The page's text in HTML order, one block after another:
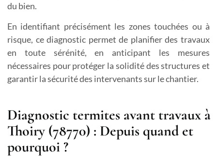
du bien.
En identifiant précisément les zones touchées ou à
risque, ce diagnostic permet de planifier des travaux
en toute sérénité, en anticipant les mesures
nécessaires pour protéger la solidité des structures et
garantir la sécurité des intervenants sur le chantier.
Diagnostic termites avant travaux à
Thoiry (78770) : Depuis quand et
pourquoi ?